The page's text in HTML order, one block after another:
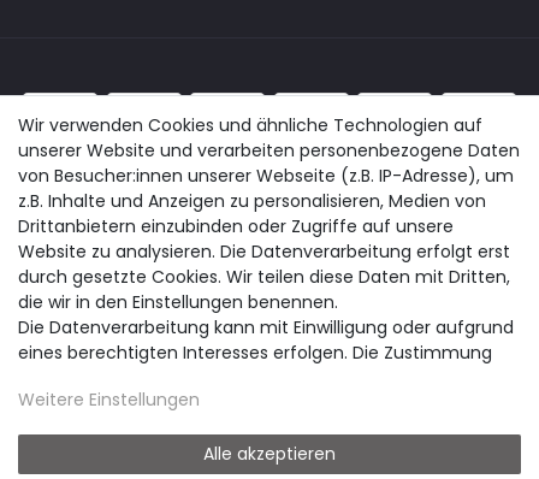
Wir verwenden Cookies und ähnliche Technologien auf
unserer Website und verarbeiten personenbezogene Daten
von Besucher:innen unserer Webseite (z.B. IP-Adresse), um
z.B. Inhalte und Anzeigen zu personalisieren, Medien von
Drittanbietern einzubinden oder Zugriffe auf unsere
Website zu analysieren. Die Datenverarbeitung erfolgt erst
durch gesetzte Cookies. Wir teilen diese Daten mit Dritten,
die wir in den Einstellungen benennen.
Die Datenverarbeitung kann mit Einwilligung oder aufgrund
eines berechtigten Interesses erfolgen. Die Zustimmung
nicht einzuwilligen und die Einwilligung zu einem späteren
und weitere Hinweise zur Verwendung
Weitere Einstellungen
Alle akzeptieren